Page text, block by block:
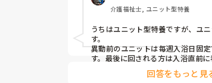
介護福祉士, ユニット型特養
うちはユニット型特養ですが、ユ
す。
異動前のユニットは毎週入浴日固
す。最後に回される方は入浴直前
ある、又は排便が出やすい方です。
最初に入る方は、待てない方や一
回答をもっと見